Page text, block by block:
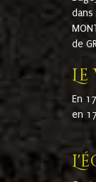
de
En
en